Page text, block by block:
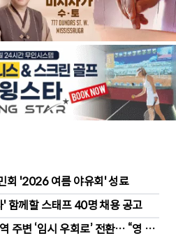
회 '2026 여름 야유회' 성료
함께할 스태프 40명 채용 공고
주변 ‘임시 우회로’ 전환… “영 스